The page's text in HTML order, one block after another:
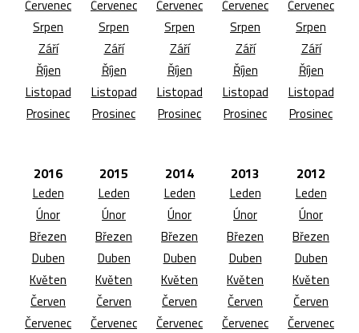
Červenec
Srpen
Září
Říjen
Listopad
Prosinec
Červenec
Srpen
Září
Říjen
Listopad
Prosinec
Červenec
Srpen
Září
Říjen
Listopad
Prosinec
Červenec
Srpen
Září
Říjen
Listopad
Prosinec
Červenec
Srpen
Září
Říjen
Listopad
Prosinec
2016
Leden
Únor
Březen
Duben
Květen
Červen
Červenec
2015
Leden
Únor
Březen
Duben
Květen
Červen
Červenec
2014
Leden
Únor
Březen
Duben
Květen
Červen
Červenec
2013
Leden
Únor
Březen
Duben
Květen
Červen
Červenec
2012
Leden
Únor
Březen
Duben
Květen
Červen
Červenec